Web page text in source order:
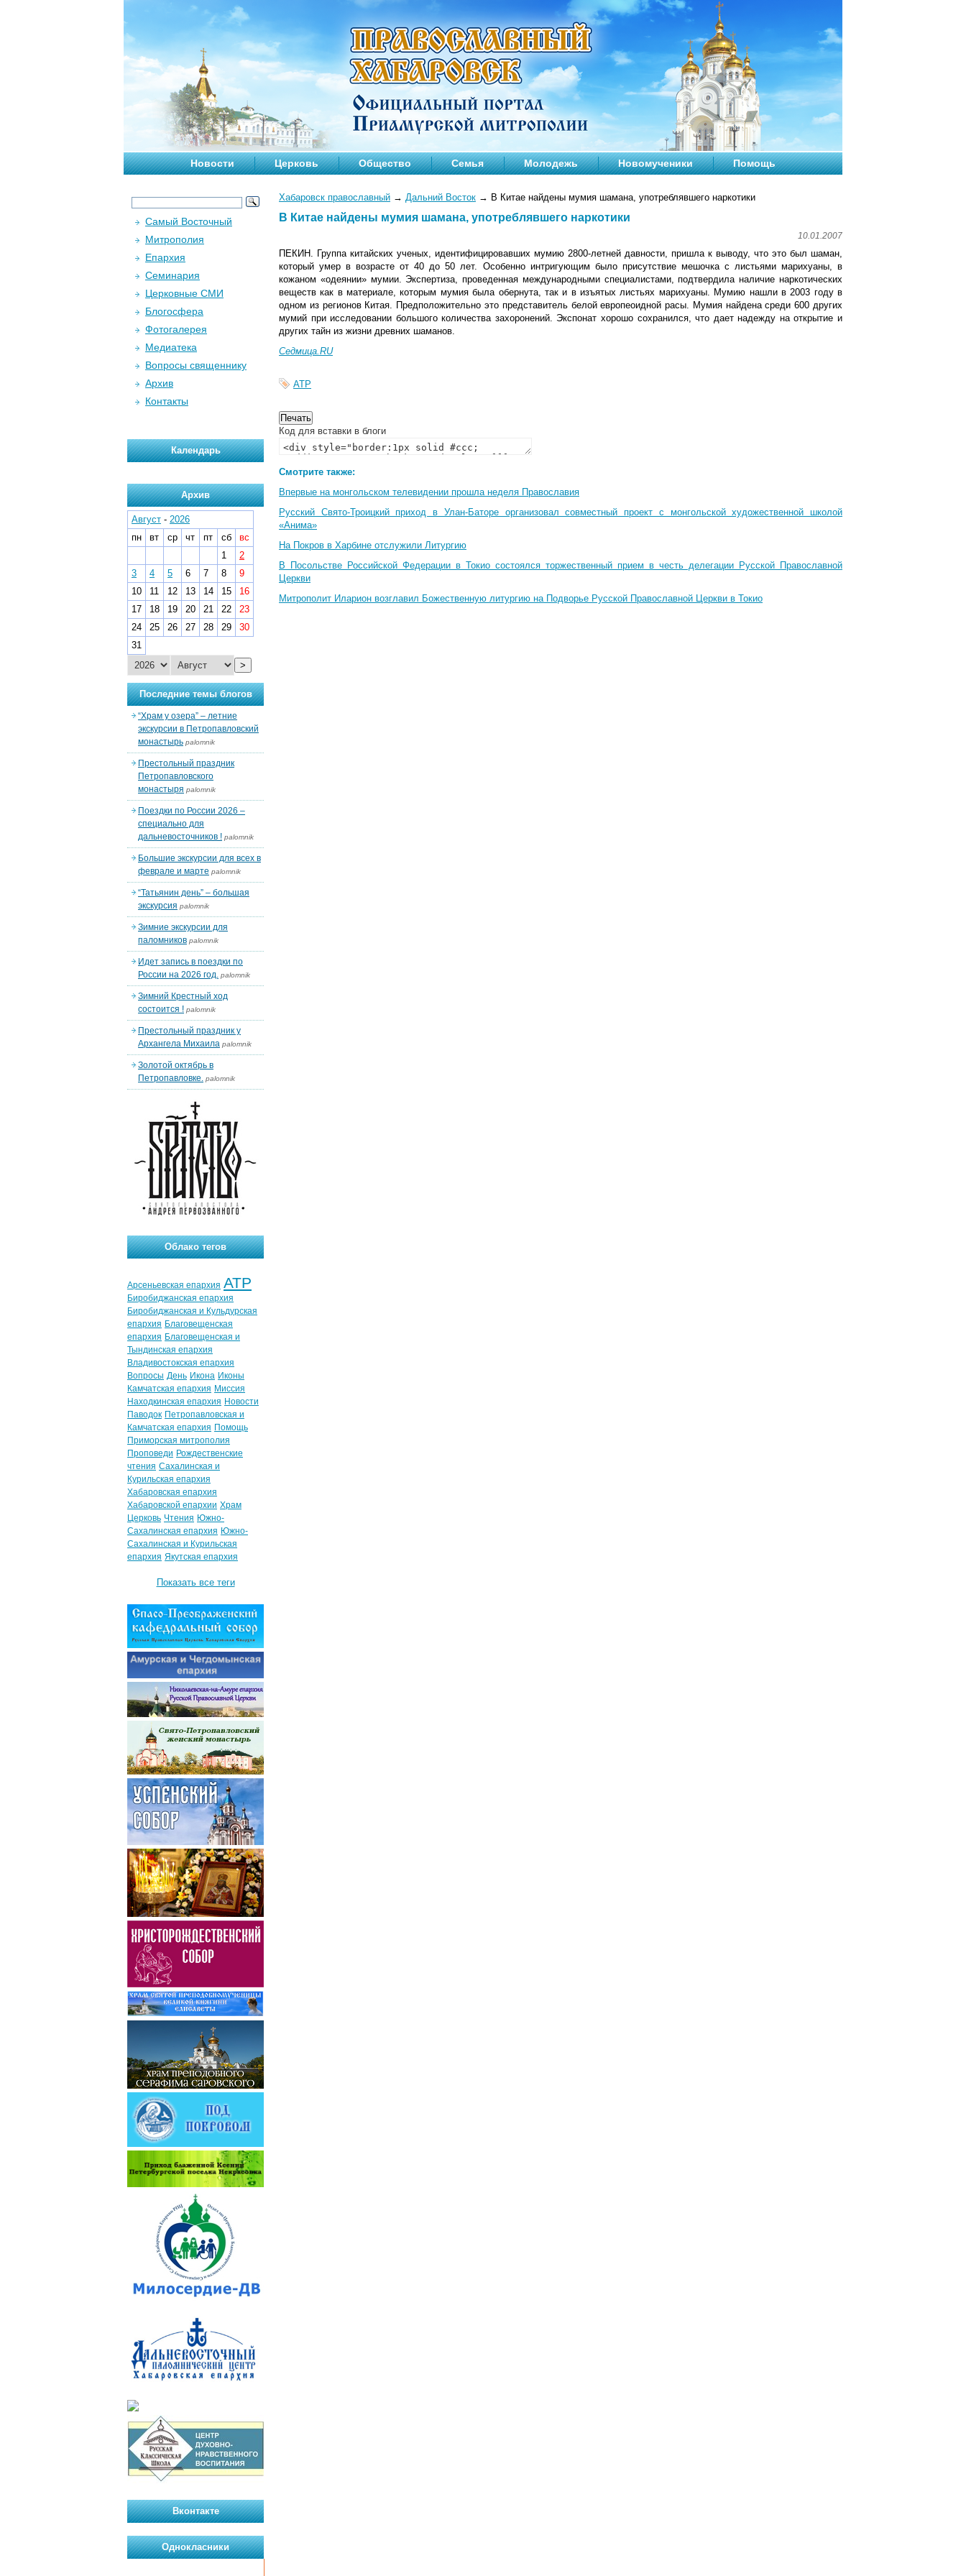
Новости Церковь Общество Семья Молодежь Новомученики Помощь
Хабаровск православный → Дальний Восток → В Китае найдены мумия шамана, употреблявшего наркотики
В Китае найдены мумия шамана, употреблявшего наркотики
10.01.2007
ПЕКИН. Группа китайских ученых, идентифицировавших мумию 2800-летней давности, пришла к выводу, что это был шаман,
который умер в возрасте от 40 до 50 лет. Особенно интригующим было присутствие мешочка с листьями марихуаны, в
кожаном «одеянии» мумии. Экспертиза, проведенная международными специалистами, подтвердила наличие наркотических
веществ как в материале, которым мумия была обернута, так и в изъятых листьях марихуаны. Мумию нашли в 2003 году в
одном из регионов Китая. Предположительно это представитель белой европеоидной расы. Мумия найдена среди 600 других
мумий при исследовании большого количества захоронений. Экспонат хорошо сохранился, что дает надежду на открытие и
других тайн из жизни древних шаманов.
Седмица.RU
АТР
Код для вставки в блоги
Смотрите также:
Впервые на монгольском телевидении прошла неделя Православия
Русский Свято-Троицкий приход в Улан-Баторе организовал совместный проект с монгольской художественной школой
«Анима»
На Покров в Харбине отслужили Литургию
В Посольстве Российской Федерации в Токио состоялся торжественный прием в честь делегации Русской Православной
Церкви
Митрополит Иларион возглавил Божественную литургию на Подворье Русской Православной Церкви в Токио
Самый Восточный
Митрополия
Епархия
Семинария
Церковные СМИ
Блогосфера
Фотогалерея
Медиатека
Вопросы священнику
Архив
Контакты
Календарь
Архив
Август - 2026
пн
вт ср чт пт сб
вс
1
2
3
4 5 6 7 8
9
10
11 12 13 14 15
16
17
18 19 20 21 22
23
24
25 26 27 28 29
30
31
>
Последние темы блогов
“Храм у озера” – летние
экскурсии в Петропавловский
монастырь palomnik
Престольный праздник
Петропавловского
монастыря palomnik
Поездки по России 2026 –
специально для
дальневосточников ! palomnik
Большие экскурсии для всех в
феврале и марте palomnik
“Татьянин день” – большая
экскурсия palomnik
Зимние экскурсии для
паломников palomnik
Идет запись в поездки по
России на 2026 год. palomnik
Зимний Крестный ход
состоится ! palomnik
Престольный праздник у
Архангела Михаила palomnik
Золотой октябрь в
Петропавловке. palomnik
Облако тегов
Арсеньевская епархия АТР
Биробиджанская епархия
Биробиджанская и Кульдурская
епархия Благовещенская
епархия Благовещенская и
Тындинская епархия
Владивостокская епархия
Вопросы День Икона Иконы
Камчатская епархия Миссия
Находкинская епархия Новости
Паводок Петропавловская и
Камчатская епархия Помощь
Приморская митрополия
Проповеди Рождественские
чтения Сахалинская и
Курильская епархия
Хабаровская епархия
Хабаровской епархии Храм
Церковь Чтения Южно-
Сахалинская епархия Южно-
Сахалинская и Курильская
епархия Якутская епархия
Показать все теги
Вконтакте
Однокласники